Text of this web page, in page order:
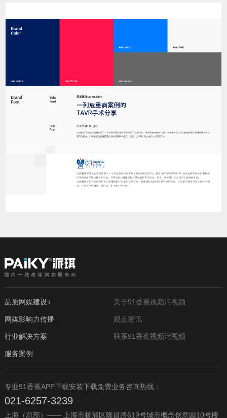
品质网媒建设+
网媒影响力传播
行业解决方案
服务案例
关于91香蕉视频污视频
观点资讯
联系91香蕉视频污视频
专业91香蕉APP下载安装下载免费业务咨询热线：
021-6257-3239
上海（总部）—— 上海市杨浦区隆昌路619号城市概念创意园10号楼